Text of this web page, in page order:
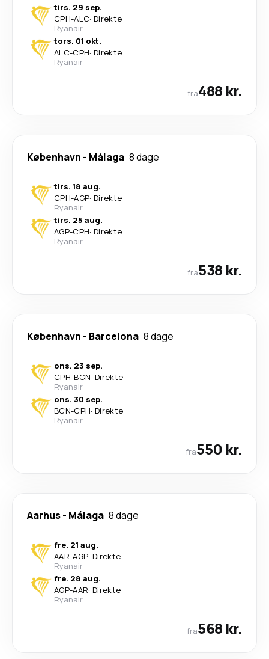
tirs. 29 sep.
CPH-ALC· Direkte
Ryanair
tors. 01 okt.
ALC-CPH· Direkte
Ryanair
fra488 kr.
København - Málaga 8 dage
tirs. 18 aug.
CPH-AGP· Direkte
Ryanair
tirs. 25 aug.
AGP-CPH· Direkte
Ryanair
fra538 kr.
København - Barcelona 8 dage
ons. 23 sep.
CPH-BCN· Direkte
Ryanair
ons. 30 sep.
BCN-CPH· Direkte
Ryanair
fra550 kr.
Aarhus- Málaga 8 dage
fre. 21 aug.
AAR-AGP· Direkte
Ryanair
fre. 28 aug.
AGP-AAR· Direkte
Ryanair
fra568 kr.